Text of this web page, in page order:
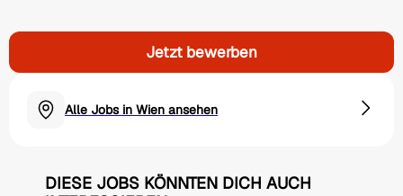
Jetzt bewerben
Alle Jobs in Wien ansehen
DIESE JOBS KÖNNTEN DICH AUCH